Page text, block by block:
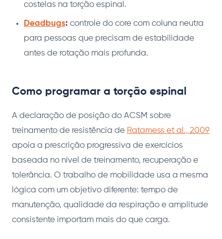
costelas na torção espinal.
Deadbugs: controle do core com coluna neutra
para pessoas que precisam de estabilidade
antes de rotação mais profunda.
Como programar a torção espinal
A declaração de posição do ACSM sobre
treinamento de resistência de Ratamess et al., 2009
apoia a prescrição progressiva de exercícios
baseada no nível de treinamento, recuperação e
tolerância. O trabalho de mobilidade usa a mesma
lógica com um objetivo diferente: tempo de
manutenção, qualidade da respiração e amplitude
consistente importam mais do que carga.